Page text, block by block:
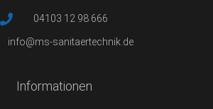
04103 12 98 666
info@ms-sanitaertechnik.de
Informationen